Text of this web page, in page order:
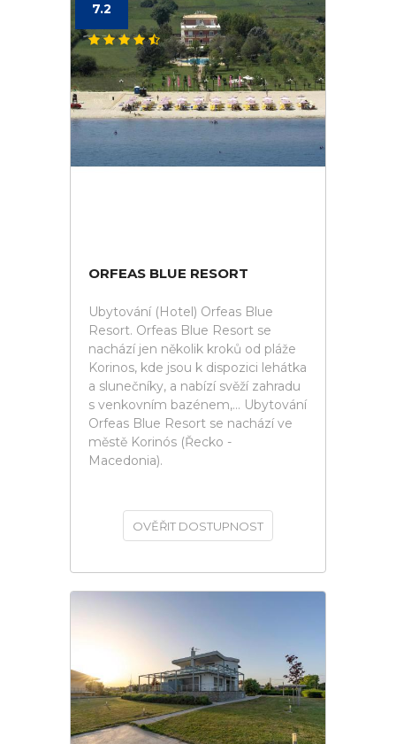
7.2
ORFEAS BLUE RESORT
Ubytování (Hotel) Orfeas Blue
Resort. Orfeas Blue Resort se
nachází jen několik kroků od pláže
Korinos, kde jsou k dispozici lehátka
a slunečníky, a nabízí svěží zahradu
s venkovním bazénem,... Ubytování
Orfeas Blue Resort se nachází ve
městě Korinós (Řecko -
Macedonia).
OVĚŘIT DOSTUPNOST